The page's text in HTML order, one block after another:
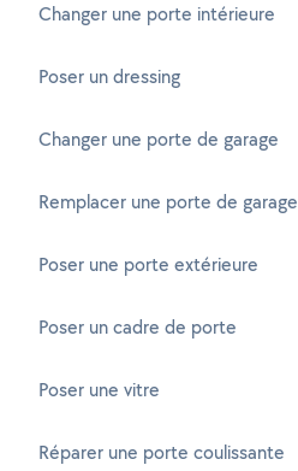
Changer une porte intérieure
Poser un dressing
Changer une porte de garage
Remplacer une porte de garage
Poser une porte extérieure
Poser un cadre de porte
Poser une vitre
Réparer une porte coulissante